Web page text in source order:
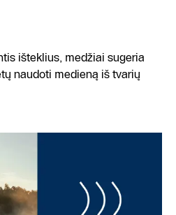
išteklius, medžiai sugeria
naudoti medieną iš tvarių